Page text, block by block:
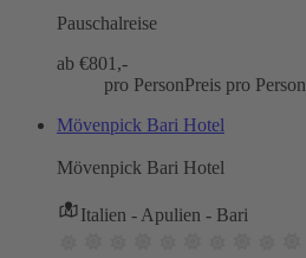
Pauschalreise
ab €801,-
pro PersonPreis pro Person
Mövenpick Bari Hotel
Mövenpick Bari Hotel
Italien - Apulien - Bari